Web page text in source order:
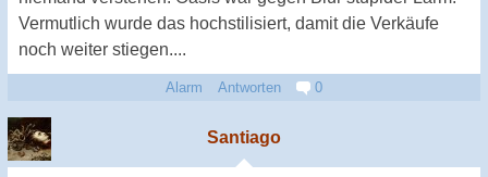
Vermutlich wurde das hochstilisiert, damit die Verkäufe
noch weiter stiegen....
Alarm Antworten 0
Santiago